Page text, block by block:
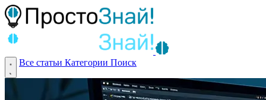
Все статьи Категории Поиск